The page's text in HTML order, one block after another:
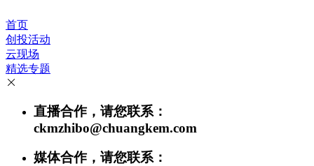
首页
创投活动
云现场
精选专题
直播合作，请您联系：
ckmzhibo@chuangkem.com
媒体合作，请您联系：